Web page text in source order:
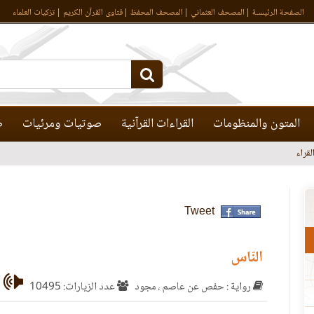
الصفحة الرئيسـة المصحف العثماني المصحف المحفظ فتاوى القرآن الكريم تزكيات العلماء
المتون والمنظومات القراءات القرآنية صوتيات ومرئيات
Tweet
النّاس
رواية : حفص عن عاصم ، مجود عدد الزيارات: 10495